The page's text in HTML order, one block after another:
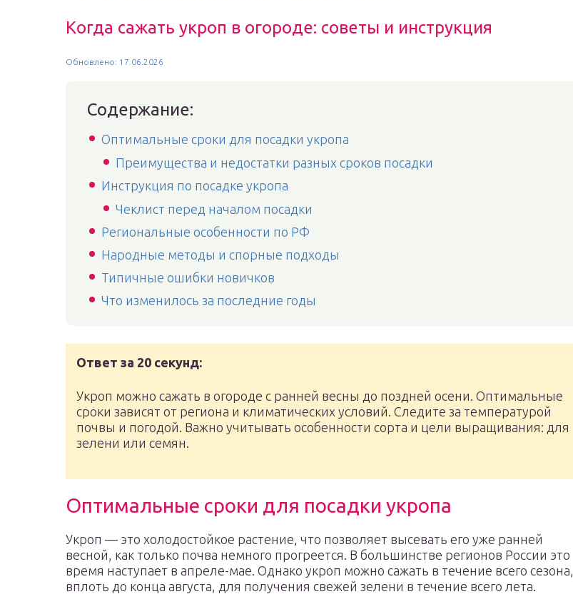
Когда сажать укроп в огороде: советы и инструкция
Обновлено: 17.06.2026
Содержание:
Оптимальные сроки для посадки укропа
Преимущества и недостатки разных сроков посадки
Инструкция по посадке укропа
Чеклист перед началом посадки
Региональные особенности по РФ
Народные методы и спорные подходы
Типичные ошибки новичков
Что изменилось за последние годы
Ответ за 20 секунд:
Укроп можно сажать в огороде с ранней весны до поздней осени. Оптимальные
сроки зависят от региона и климатических условий. Следите за температурой
почвы и погодой. Важно учитывать особенности сорта и цели выращивания: для
зелени или семян.
Оптимальные сроки для посадки укропа
Укроп — это холодостойкое растение, что позволяет высевать его уже ранней
весной, как только почва немного прогреется. В большинстве регионов России это
время наступает в апреле-мае. Однако укроп можно сажать в течение всего сезона,
вплоть до конца августа, для получения свежей зелени в течение всего лета.